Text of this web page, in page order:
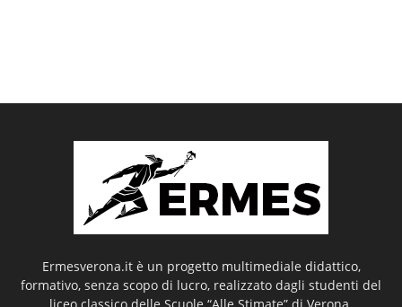
Ermesverona.it è un progetto multimediale didattico,
formativo, senza scopo di lucro, realizzato dagli studenti del